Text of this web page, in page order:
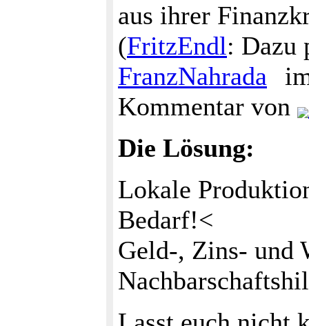
aus ihrer
(FritzEndl: Dazu
FranzNahrada
Kommentar von
Die Lösung:
Lokale
Bedarf!<
Geld-, Zins- und